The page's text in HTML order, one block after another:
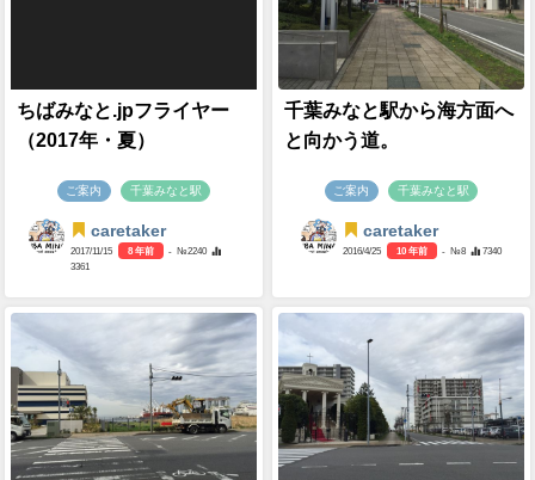
ちばみなと.jpフライヤー
（2017年・夏）
ご案内 千葉みなと駅
caretaker
2017/11/15 8 年前
- №2240
3361
千葉みなと駅から海方面へ
と向かう道。
ご案内 千葉みなと駅
caretaker
2016/4/25 10 年前 - №8 7340